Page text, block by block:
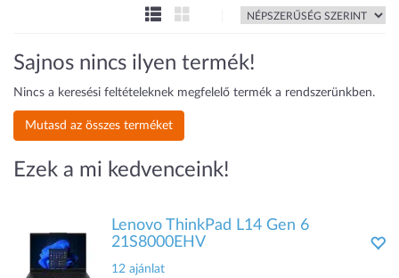
Sajnos nincs ilyen termék!
Nincs a keresési feltételeknek megfelelő termék a rendszerünkben.
Mutasd az összes terméket
Ezek a mi kedvenceink!
Lenovo ThinkPad L14 Gen 6
21S8000EHV
12 ajánlat